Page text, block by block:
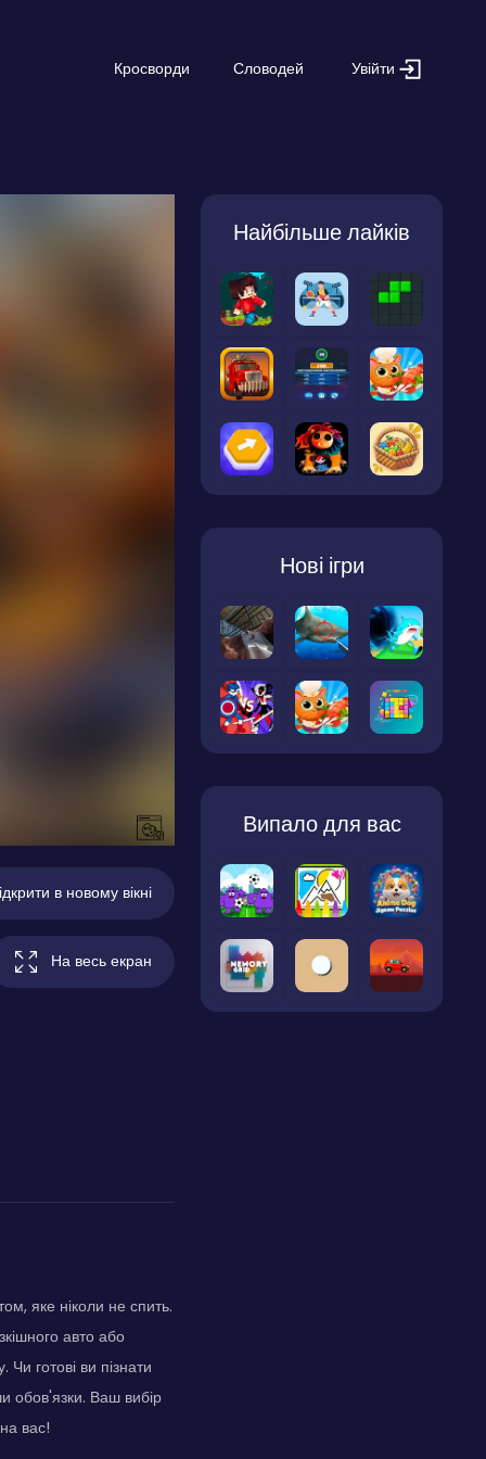
Кросворди Словодей Увійти
в новому вікні
На весь екран
яке ніколи не спить.
авто або
готові ви пізнати
обов'язки. Ваш вибір
вас!
Найбільше лайків
Нові ігри
Випало для вас